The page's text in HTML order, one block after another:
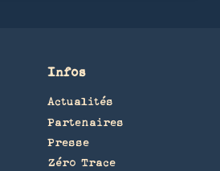
Infos
Actualités
Partenaires
Presse
Zéro Trace